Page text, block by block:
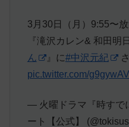
3月30日（月）9:55〜
『滝沢カレン& 和田明
ん
』に#中沢元紀
pic.twitter.com/
— 火曜ドラマ『時すで
ート【公式】